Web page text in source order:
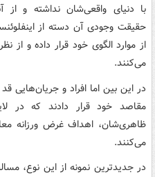
با دنیای واقعی‌شان نداشته و از
حقیقت وجودی آن دسته از
از موارد الگوی خود قرار داده و از
می‌کنند.
در این بین اما افراد و جریان‌هایی
مقاصد خود قرار دادند که در
ظاهری‌شان، اهداف غرض ورزانه
می‌کنند.
در جدیدترین نمونه از این نوع،